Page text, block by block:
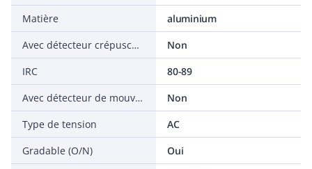
Matière
aluminium
Avec détecteur crépusculaire
Non
IRC
80-89
Avec détecteur de mouvement
Non
Type de tension
AC
Gradable (O/N)
Oui